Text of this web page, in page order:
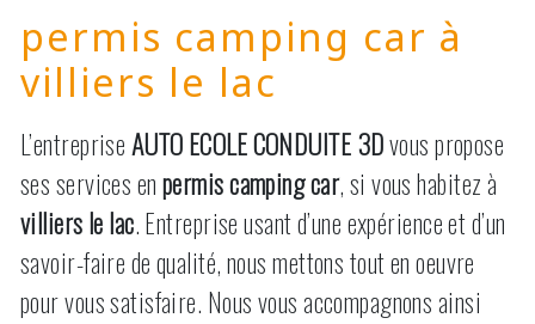
permis camping car à
villiers le lac
L’entreprise AUTO ECOLE CONDUITE 3Dvous propose
ses services enpermis camping car, si vous habitez à
villiers le lac. Entreprise usant d’une expérience et d’un
savoir-faire de qualité, nous mettons tout en oeuvre
pour vous satisfaire. Nous vous accompagnons ainsi